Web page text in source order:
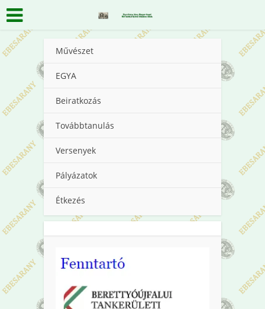
Művészet
EGYA
Beiratkozás
Továbbtanulás
Versenyek
Pályázatok
Étkezés